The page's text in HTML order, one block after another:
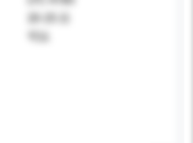
可以